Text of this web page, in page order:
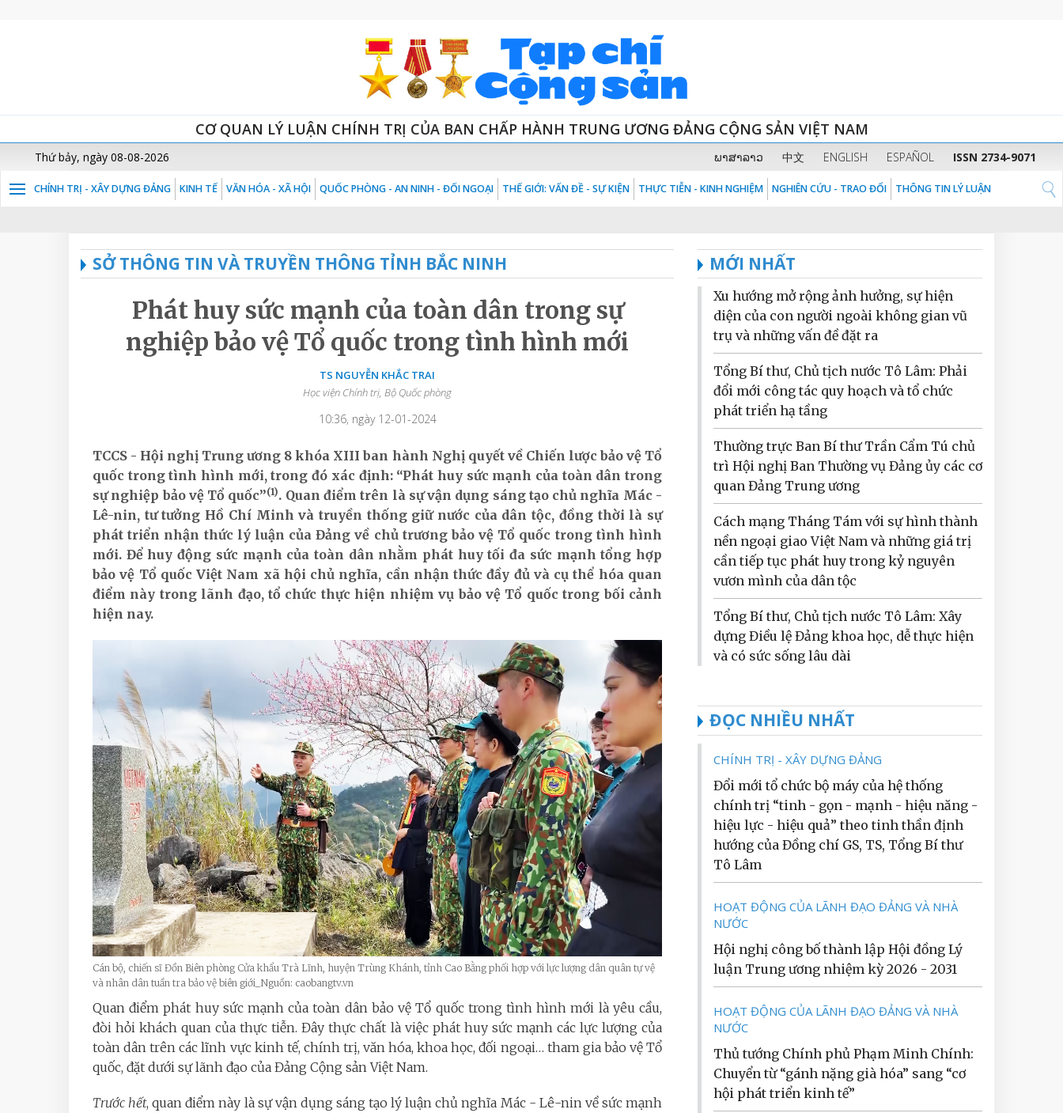
CƠ QUAN LÝ LUẬN CHÍNH TRỊ CỦA BAN CHẤP HÀNH TRUNG ƯƠNG ĐẢNG CỘNG SẢN VIỆT NAM
Thứ bảy, ngày 08-08-2026 ພາສາລາວ 中文 ENGLISH ESPAÑOL ISSN 2734-9071
CHÍNH TRỊ - XÂY DỰNG ĐẢNG KINH TẾ VĂN HÓA - XÃ HỘI QUỐC PHÒNG - AN NINH - ĐỐI NGOẠI THẾ GIỚI: VẤN ĐỀ - SỰ KIỆN THỰC TIỄN - KINH NGHIỆM NGHIÊN CỨU - TRAO ĐỔI THÔNG TIN LÝ LUẬN
SỞ THÔNG TIN VÀ TRUYỀN THÔNG TỈNH BẮC NINH
Phát huy sức mạnh của toàn dân trong sự
nghiệp bảo vệ Tổ quốc trong tình hình mới
TS NGUYỄN KHẮC TRAI
Học viện Chính trị, Bộ Quốc phòng
10:36, ngày 12-01-2024
TCCS - Hội nghị Trung ương 8 khóa XIII ban hành Nghị quyết về Chiến lược bảo vệ Tổ
quốc trong tình hình mới, trong đó xác định: “Phát huy sức mạnh của toàn dân trong
sự nghiệp bảo vệ Tổ quốc”(1). Quan điểm trên là sự vận dụng sáng tạo chủ nghĩa Mác -
Lê-nin, tư tưởng Hồ Chí Minh và truyền thống giữ nước của dân tộc, đồng thời là sự
phát triển nhận thức lý luận của Đảng về chủ trương bảo vệ Tổ quốc trong tình hình
mới. Để huy động sức mạnh của toàn dân nhằm phát huy tối đa sức mạnh tổng hợp
bảo vệ Tổ quốc Việt Nam xã hội chủ nghĩa, cần nhận thức đầy đủ và cụ thể hóa quan
điểm này trong lãnh đạo, tổ chức thực hiện nhiệm vụ bảo vệ Tổ quốc trong bối cảnh
hiện nay.
Cán bộ, chiến sĩ Đồn Biên phòng Cửa khẩu Trà Lĩnh, huyện Trùng Khánh, tỉnh Cao Bằng phối hợp với lực lượng dân quân tự vệ
và nhân dân tuần tra bảo vệ biên giới_Nguồn: caobangtv.vn
Quan điểm phát huy sức mạnh của toàn dân bảo vệ Tổ quốc trong tình hình mới là yêu cầu,
đòi hỏi khách quan của thực tiễn. Đây thực chất là việc phát huy sức mạnh các lực lượng của
toàn dân trên các lĩnh vực kinh tế, chính trị, văn hóa, khoa học, đối ngoại… tham gia bảo vệ Tổ
quốc, đặt dưới sự lãnh đạo của Đảng Cộng sản Việt Nam.
Trước hết, quan điểm này là sự vận dụng sáng tạo lý luận chủ nghĩa Mác - Lê-nin về sức mạnh
MỚI NHẤT
Xu hướng mở rộng ảnh hưởng, sự hiện
diện của con người ngoài không gian vũ
trụ và những vấn đề đặt ra
Tổng Bí thư, Chủ tịch nước Tô Lâm: Phải
đổi mới công tác quy hoạch và tổ chức
phát triển hạ tầng
Thường trực Ban Bí thư Trần Cẩm Tú chủ
trì Hội nghị Ban Thường vụ Đảng ủy các cơ
quan Đảng Trung ương
Cách mạng Tháng Tám với sự hình thành
nền ngoại giao Việt Nam và những giá trị
cần tiếp tục phát huy trong kỷ nguyên
vươn mình của dân tộc
Tổng Bí thư, Chủ tịch nước Tô Lâm: Xây
dựng Điều lệ Đảng khoa học, dễ thực hiện
và có sức sống lâu dài
ĐỌC NHIỀU NHẤT
CHÍNH TRỊ - XÂY DỰNG ĐẢNG
Đổi mới tổ chức bộ máy của hệ thống
chính trị “tinh - gọn - mạnh - hiệu năng -
hiệu lực - hiệu quả” theo tinh thần định
hướng của Đồng chí GS, TS, Tổng Bí thư
Tô Lâm
HOẠT ĐỘNG CỦA LÃNH ĐẠO ĐẢNG VÀ NHÀ
NƯỚC
Hội nghị công bố thành lập Hội đồng Lý
luận Trung ương nhiệm kỳ 2026 - 2031
HOẠT ĐỘNG CỦA LÃNH ĐẠO ĐẢNG VÀ NHÀ
NƯỚC
Thủ tướng Chính phủ Phạm Minh Chính:
Chuyển từ “gánh nặng già hóa” sang “cơ
hội phát triển kinh tế”